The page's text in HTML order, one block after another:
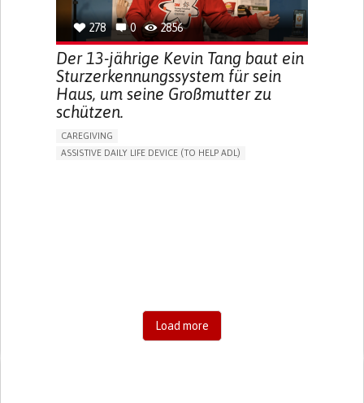
278 0 2856
Der 13-jährige Kevin Tang baut ein
Sturzerkennungssystem für sein
Haus, um seine Großmutter zu
schützen.
CAREGIVING
ASSISTIVE DAILY LIFE DEVICE (TO HELP ADL)
Load more